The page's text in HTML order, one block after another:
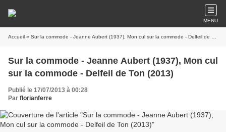
MENU
Accueil » Sur la commode - Jeanne Aubert (1937), Mon cul sur la commode - Delfeil de Ton (2013)
Sur la commode - Jeanne Aubert (1937), Mon cul
sur la commode - Delfeil de Ton (2013)
Publié le 17/07/2013 à 00:28
Par florianferre